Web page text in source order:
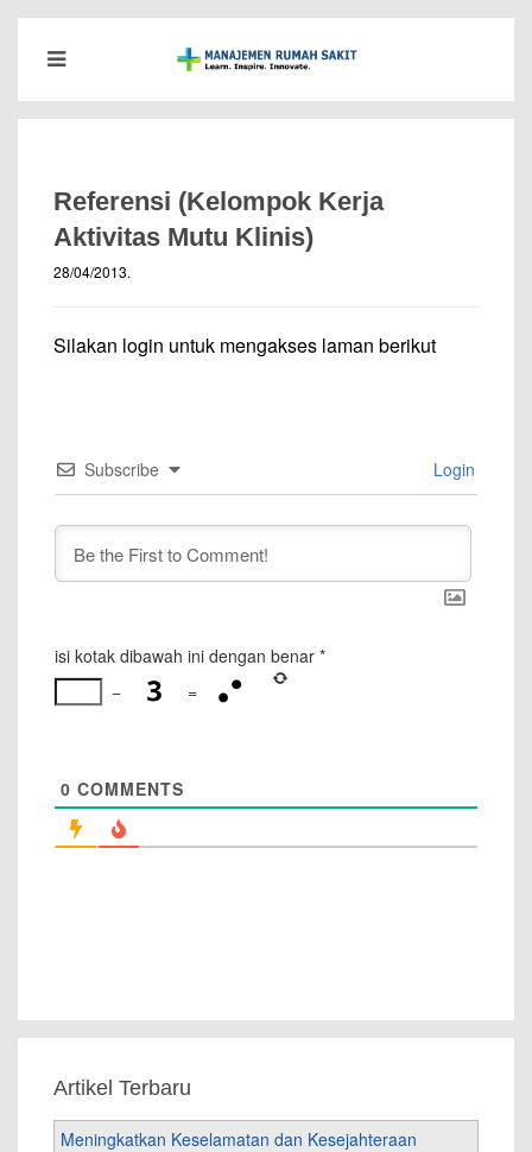
Referensi (Kelompok Kerja
Aktivitas Mutu Klinis)
28/04/2013.
Silakan login untuk mengakses laman berikut
Subscribe Login
isi kotak dibawah ini dengan benar *
−
=
0 COMMENTS
Artikel Terbaru
Meningkatkan Keselamatan dan Kesejahteraan